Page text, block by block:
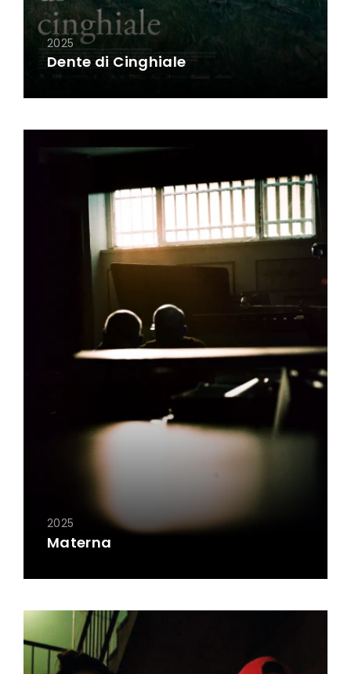
2025
Dente di Cinghiale
2025
Materna